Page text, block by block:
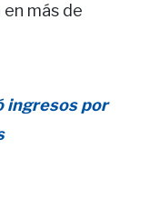
más de
ingresos por